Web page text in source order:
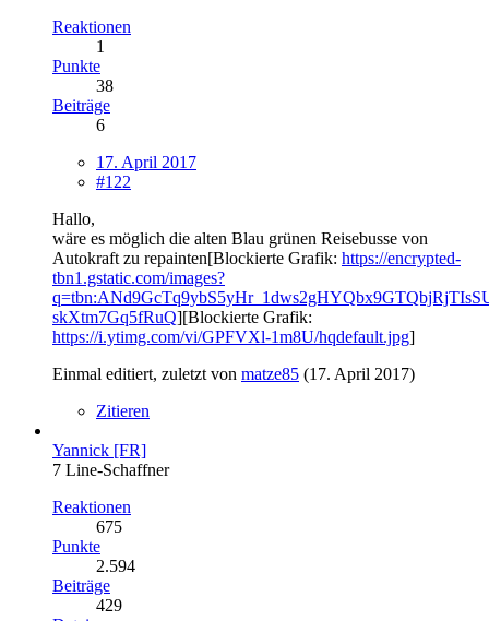
Reaktionen
1
Punkte
38
Beiträge
6
17. April 2017
#122
Hallo,
wäre es möglich die alten Blau grünen Reisebusse von
Autokraft zu repainten[Blockierte Grafik: https://encrypted-
tbn1.gstatic.com/images?
skXtm7Gq5fRuQ][Blockierte Grafik:
https://i.ytimg.com/vi/GPFVXl-1m8U/hqdefault.jpg]
Einmal editiert, zuletzt von matze85 (17. April 2017)
Zitieren
Yannick [FR]
7 Line-Schaffner
Reaktionen
675
Punkte
2.594
Beiträge
429